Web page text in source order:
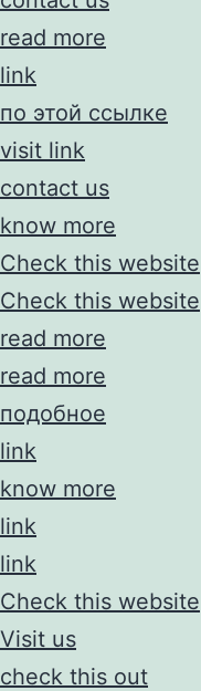
read more
link
по этой ссылке
visit link
contact us
know more
Check this website
Check this website
read more
read more
подобное
link
know more
link
link
Check this website
Visit us
check this out